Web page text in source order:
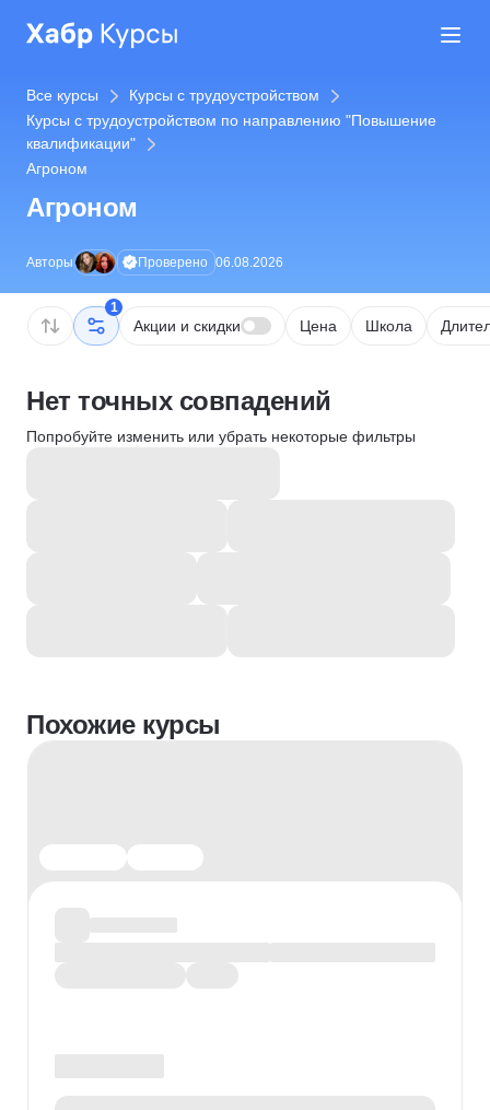
Все курсы
Курсы с трудоустройством
Курсы с трудоустройством по направлению "Повышение
квалификации"
Агроном
Агроном
Авторы Проверено 06.08.2026
1
Акции и скидки Цена Школа
Нет точных совпадений
Попробуйте изменить или убрать некоторые фильтры
Похожие курсы